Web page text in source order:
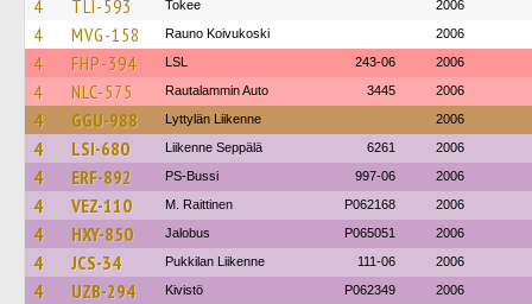
4 TLI-593 Tokee 2006
4 MVG-158 Rauno Koivukoski 2006
4 FHP-394 LSL 243-06 2006
4 NLC-575 Rautalammin Auto 3445 2006
4 GGU-988 Lyttylän Liikenne 2006
4 LSI-680 Liikenne Seppälä 6261 2006
4 ERF-892 PS-Bussi 997-06 2006
4 VEZ-110 M. Raittinen P062168 2006
4 HXY-850 Jalobus P065051 2006
4 JCS-34 Pukkilan Liikenne 111-06 2006
4 UZB-294 Kivistö P062349 2006